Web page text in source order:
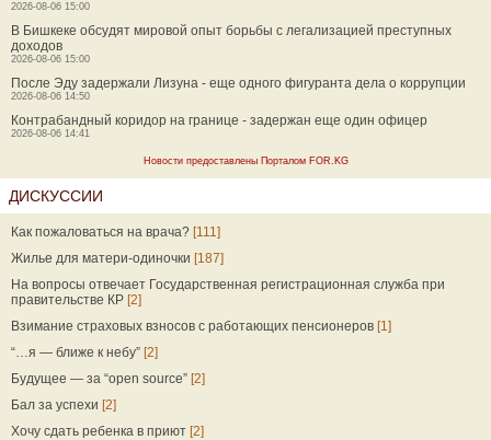
2026-08-06 15:00
В Бишкеке обсудят мировой опыт борьбы с легализацией преступных
доходов
2026-08-06 15:00
После Эду задержали Лизуна - еще одного фигуранта дела о коррупции
2026-08-06 14:50
Контрабандный коридор на границе - задержан еще один офицер
2026-08-06 14:41
Новости предоставлены Порталом FOR.KG
ДИСКУССИИ
Как пожаловаться на врача? [111]
Жилье для матери-одиночки [187]
На вопросы отвечает Государственная регистрационная служба при
правительстве КР [2]
Взимание страховых взносов с работающих пенсионеров [1]
“…я — ближе к небу” [2]
Будущее — за “open source” [2]
Бал за успехи [2]
Хочу сдать ребенка в приют [2]